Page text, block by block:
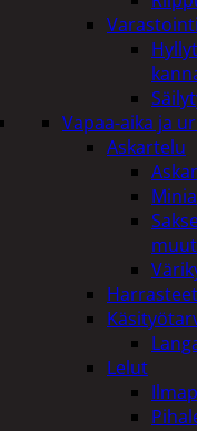
Vapaa-aika ja
Askartelu
Harrasteet
Lelut